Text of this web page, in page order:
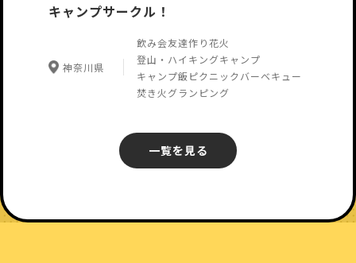
キャンプサークル！
神奈川県
飲み会友達作り花火
登山・ハイキングキャンプ
キャンプ飯ピクニックバーベキュー
焚き火 グランピング
一覧を見る